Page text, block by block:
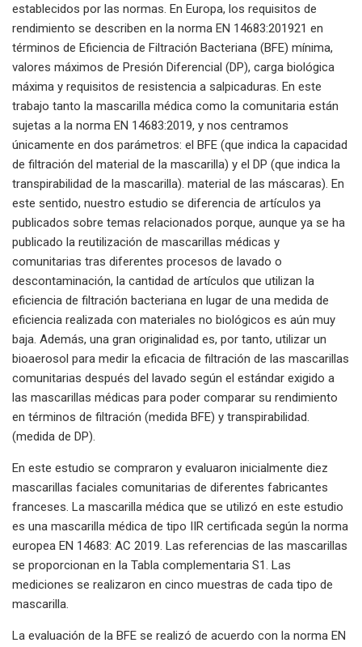
establecidos por las normas. En Europa, los requisitos de
rendimiento se describen en la norma EN 14683:201921 en
términos de Eficiencia de Filtración Bacteriana (BFE) mínima,
valores máximos de Presión Diferencial (DP), carga biológica
máxima y requisitos de resistencia a salpicaduras. En este
trabajo tanto la mascarilla médica como la comunitaria están
sujetas a la norma EN 14683:2019, y nos centramos
únicamente en dos parámetros: el BFE (que indica la capacidad
de filtración del material de la mascarilla) y el DP (que indica la
transpirabilidad de la mascarilla). material de las máscaras). En
este sentido, nuestro estudio se diferencia de artículos ya
publicados sobre temas relacionados porque, aunque ya se ha
publicado la reutilización de mascarillas médicas y
comunitarias tras diferentes procesos de lavado o
descontaminación, la cantidad de artículos que utilizan la
eficiencia de filtración bacteriana en lugar de una medida de
eficiencia realizada con materiales no biológicos es aún muy
baja. Además, una gran originalidad es, por tanto, utilizar un
bioaerosol para medir la eficacia de filtración de las mascarillas
comunitarias después del lavado según el estándar exigido a
las mascarillas médicas para poder comparar su rendimiento
en términos de filtración (medida BFE) y transpirabilidad.
(medida de DP).
En este estudio se compraron y evaluaron inicialmente diez
mascarillas faciales comunitarias de diferentes fabricantes
franceses. La mascarilla médica que se utilizó en este estudio
es una mascarilla médica de tipo IIR certificada según la norma
europea EN 14683: AC 2019. Las referencias de las mascarillas
se proporcionan en la Tabla complementaria S1. Las
mediciones se realizaron en cinco muestras de cada tipo de
mascarilla.
La evaluación de la BFE se realizó de acuerdo con la norma EN